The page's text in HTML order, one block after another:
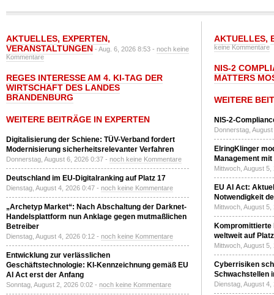
AKTUELLES, EXPERTEN,
VERANSTALTUNGEN - Aug. 6, 2026 8:53 - noch keine
Kommentare
REGES INTERESSE AM 4. KI-TAG DER
WIRTSCHAFT DES LANDES
BRANDENBURG
WEITERE BEITRÄGE IN EXPERTEN
Digitalisierung der Schiene: TÜV-Verband fordert
Modernisierung sicherheitsrelevanter Verfahren
Donnerstag, August 6, 2026 0:37 - noch keine Kommentare
Deutschland im EU-Digitalranking auf Platz 17
Dienstag, August 4, 2026 0:47 - noch keine Kommentare
„Archetyp Market“: Nach Abschaltung der Darknet-
Handelsplattform nun Anklage gegen mutmaßlichen
Betreiber
Dienstag, August 4, 2026 0:12 - noch keine Kommentare
Entwicklung zur verlässlichen
Geschäftstechnologie: KI-Kennzeichnung gemäß EU
AI Act erst der Anfang
Sonntag, August 2, 2026 0:02 - noch keine Kommentare
AKTUELLES,
keine Kommentare
NIS-2
MATTERS
WEITERE
NIS-2-
Donnerstag,
ElringKlinger
Management
Mittwoch, August
EU AI Act:
Notwendigkeit
Mittwoch, August
Kompromittierte
weltweit auf
Mittwoch, August
Cyberrisiken
Schwachstellen
Dienstag, August